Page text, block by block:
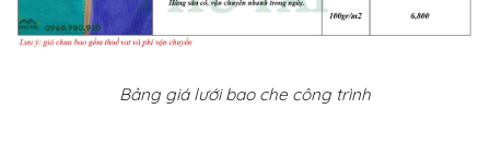
Bảng giá lưới bao che công trình